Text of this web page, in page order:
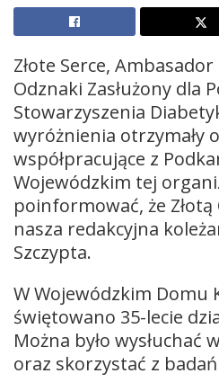
Złote Serce,
Odznaki Zasłużony dla
Stowarzyszenia
wyróżnienia otrzymały
współpracujące z
Wojewódzkim tej
poinformować, że
nasza redakcyjna
Szczypta.
W Wojewódzkim Domu
świętowano 35-lecie
Można było wysłuchać
oraz skorzystać z